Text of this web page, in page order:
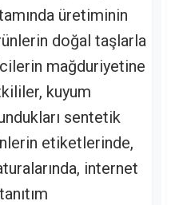
üretiminin
doğal taşlarla
mağduriyetine
kuyum
sentetik
etiketlerinde,
internet